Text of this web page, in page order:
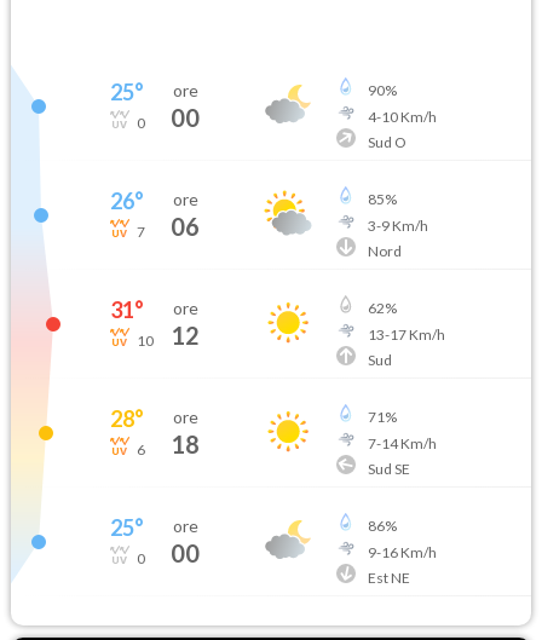
25°
0
ore
00
90%
4-10Km/h
Sud O
26°
7
ore
06
85%
3-9Km/h
Nord
31°
10
ore
12
62%
13-17Km/h
Sud
28°
6
ore
18
71%
7-14Km/h
Sud SE
25°
0
ore
00
86%
9-16Km/h
Est NE